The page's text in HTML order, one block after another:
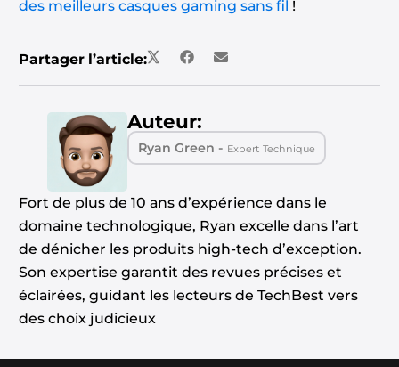
des meilleurs casques gaming sans fil !
Partager l’article:
Auteur:
Ryan Green - Expert Technique
Fort de plus de 10 ans d’expérience dans le
domaine technologique, Ryan excelle dans l’art
de dénicher les produits high-tech d’exception.
Son expertise garantit des revues précises et
éclairées, guidant les lecteurs de TechBest vers
des choix judicieux